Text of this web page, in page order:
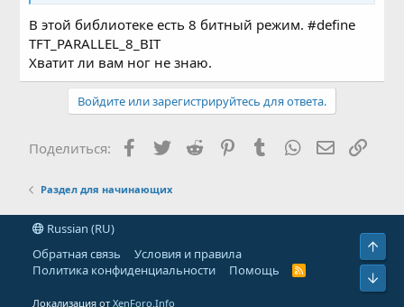
В этой библиотеке есть 8 битный режим. #define
TFT_PARALLEL_8_BIT
Хватит ли вам ног не знаю.
Войдите или зарегистрируйтесь для ответа.
Поделиться: Facebook
TwitterReddit PinterestTumblrWhatsApp
Раздел для начинающих
Russian (RU)
Обратная связь
Условия и правила
Политика конфиденциальности
Помощь
R
Локализация отXenForo.Info